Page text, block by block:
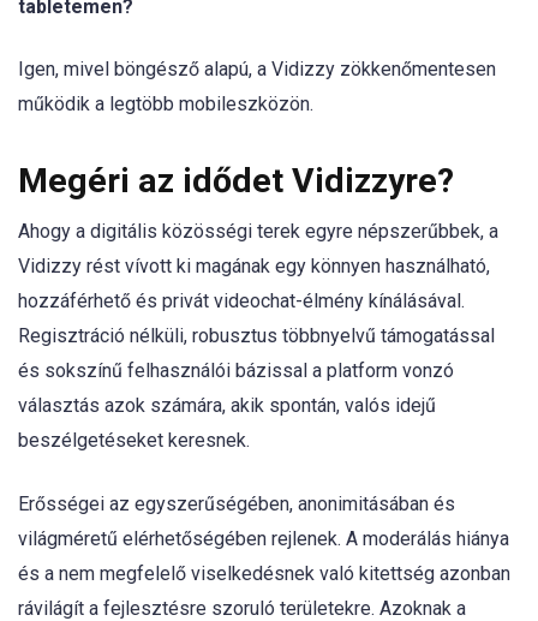
tabletemen?
Igen, mivel böngésző alapú, a Vidizzy zökkenőmentesen
működik a legtöbb mobileszközön.
Megéri az idődet Vidizzyre?
Ahogy a digitális közösségi terek egyre népszerűbbek, a
Vidizzy rést vívott ki magának egy könnyen használható,
hozzáférhető és privát videochat-élmény kínálásával.
Regisztráció nélküli, robusztus többnyelvű támogatással
és sokszínű felhasználói bázissal a platform vonzó
választás azok számára, akik spontán, valós idejű
beszélgetéseket keresnek.
Erősségei az egyszerűségében, anonimitásában és
világméretű elérhetőségében rejlenek. A moderálás hiánya
és a nem megfelelő viselkedésnek való kitettség azonban
rávilágít a fejlesztésre szoruló területekre. Azoknak a